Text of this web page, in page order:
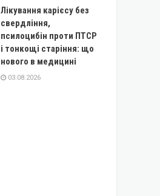
Лікування карієсу без
свердління,
псилоцибін проти ПТСР
і тонкощі старіння: що
нового в медицині
03.08.2026